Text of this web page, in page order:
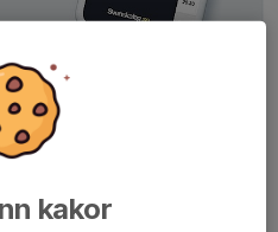
kakor